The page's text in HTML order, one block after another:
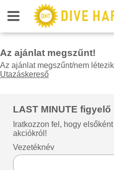
Az ajánlat megszűnt!
Az ajánlat megszűnt/nem
Utazáskereső
LAST MINUTE figyelő
Iratkozzon fel, hogy
akciókról!
Vezetéknév